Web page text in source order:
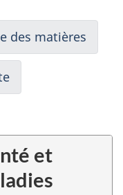
des matières
et